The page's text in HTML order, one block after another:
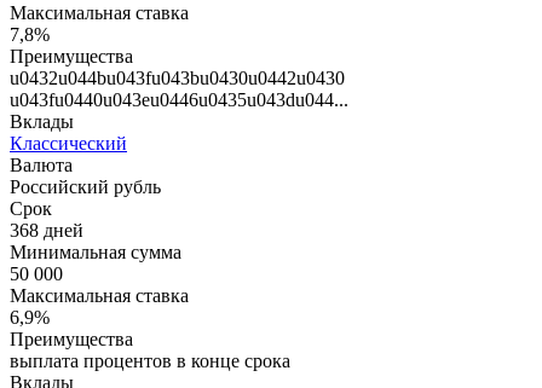
Максимальная ставка
7,8%
Преимущества
u0432u044bu043fu043bu0430u0442u0430
u043fu0440u043eu0446u0435u043du044...
Вклады
Классический
Валюта
Российский рубль
Срок
368 дней
Минимальная сумма
50 000
Максимальная ставка
6,9%
Преимущества
выплата процентов в конце срока
Вклады